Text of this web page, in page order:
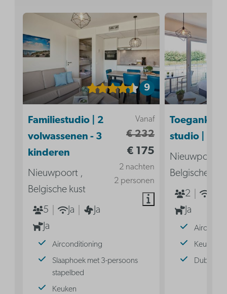
9
Vanaf
€ 232
€ 175
2 nachten
2 personen
Familiestudio | 2
volwassenen - 3
kinderen
Nieuwpoort ,
Belgische kust
5
Ja
Ja
Ja
Airconditioning
Slaaphoek met 3-persoons
stapelbed
Keuken
studio | 2p
Nieuwpoort ,
Belgische
2
Ja
Keuken
Dubbel